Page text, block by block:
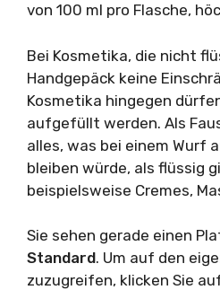
von 100 ml pro Flasche,
Bei Kosmetika, die nicht
Handgepäck keine
Kosmetika hingegen
aufgefüllt werden. Als
alles, was bei einem Wurf
bleiben würde, als flüssig
beispielsweise Cremes,
Sie sehen gerade einen
Standard. Um auf den
zuzugreifen, klicken Sie